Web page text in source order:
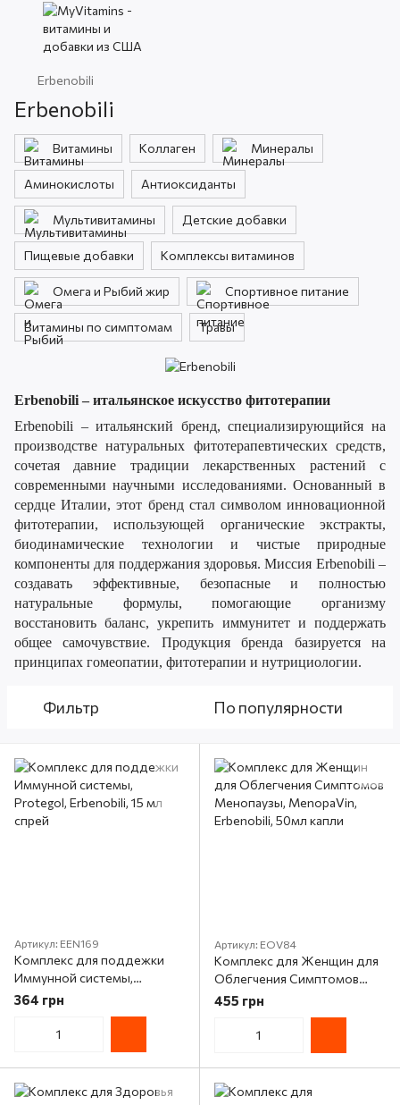
Erbenobili
Erbenobili
Витамины Коллаген Минералы
Аминокислоты Антиоксиданты
Мультивитамины Детские добавки
Пищевые добавки Комплексы витаминов
Омега и Рыбий жир Спортивное питание
Витамины по симптомам Травы
Erbenobili – итальянское искусство фитотерапии
Erbenobili – итальянский бренд, специализирующийся на
производстве натуральных фитотерапевтических средств,
сочетая давние традиции лекарственных растений с
современными научными исследованиями. Основанный в
сердце Италии, этот бренд стал символом инновационной
фитотерапии, использующей органические экстракты,
биодинамические технологии и чистые природные
компоненты для поддержания здоровья. Миссия Erbenobili –
создавать эффективные, безопасные и полностью
натуральные формулы, помогающие организму
восстановить баланс, укрепить иммунитет и поддержать
общее самочувствие. Продукция бренда базируется на
принципах гомеопатии, фитотерапии и нутрициологии.
Фильтр По популярности
Артикул: EEN169
Комплекс для поддежки
Иммунной системы,
Protegol, Erbenobili, 15 мл
364 грн
Артикул: EOV84
Комплекс для Женщин для
Облегчения Симптомов
Менопаузы, MenopaVin,
Erbenobili, 50мл капли
455 грн